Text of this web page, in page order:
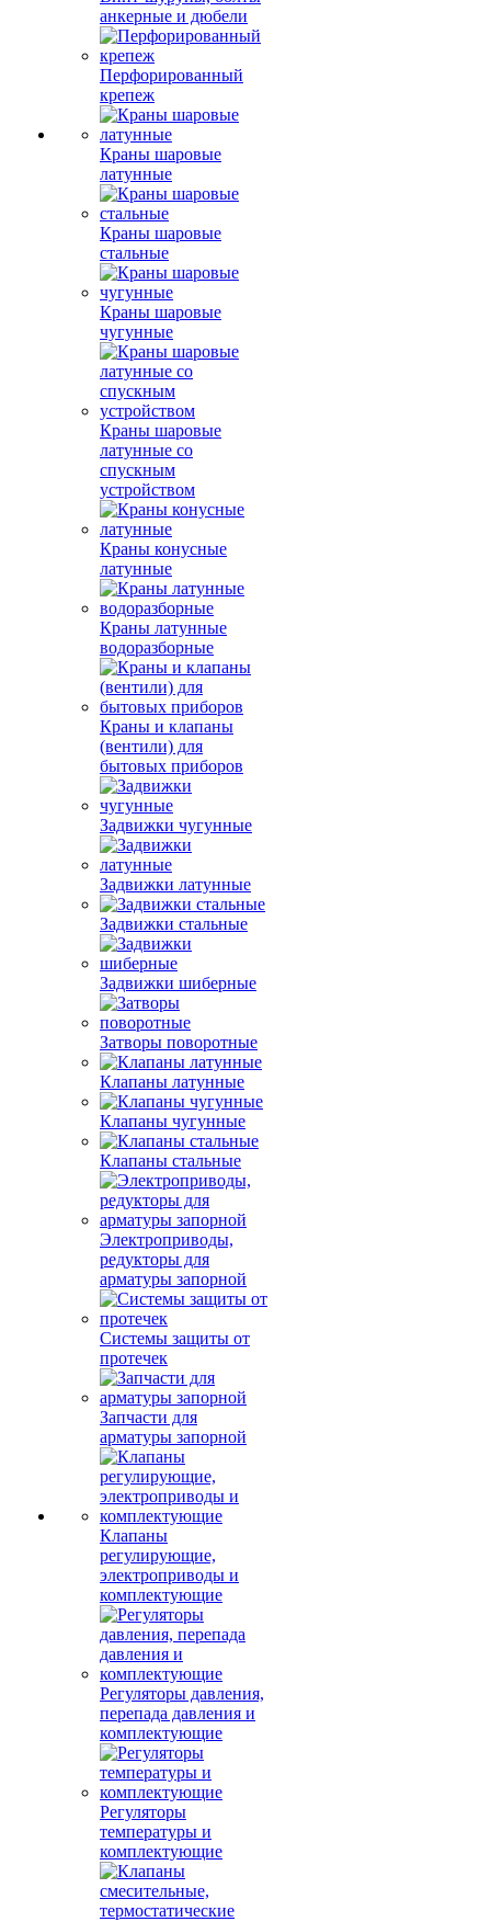
анкерные и дюбели
Перфорированный
крепеж
Краны шаровые
латунные
Краны шаровые
стальные
Краны шаровые
чугунные
Краны шаровые
латунные со
спускным
устройством
Краны конусные
латунные
Краны латунные
водоразборные
Краны и клапаны
(вентили) для
бытовых приборов
Задвижки чугунные
Задвижки латунные
Задвижки стальные
Задвижки шиберные
Затворы поворотные
Клапаны латунные
Клапаны чугунные
Клапаны стальные
Электроприводы,
редукторы для
арматуры запорной
Системы защиты от
протечек
Запчасти для
арматуры запорной
Клапаны
регулирующие,
электроприводы и
комплектующие
Регуляторы давления,
перепада давления и
комплектующие
Регуляторы
температуры и
комплектующие